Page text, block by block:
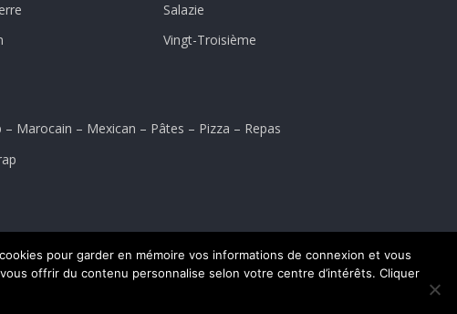
Salazie
Vingt-Troisième
– Marocain – Mexican – Pâtes – Pizza – Repas
pour garder en mémoire vos informations de connexion et vous
offrir du contenu personnalise selon votre centre d’intérêts. Cliquer